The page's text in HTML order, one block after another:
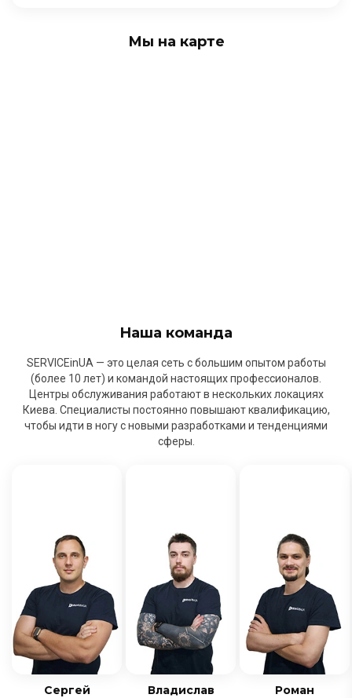
Мы на карте
Наша команда
SERVICEinUA — это целая сеть с большим опытом работы
(более 10 лет) и командой настоящих профессионалов.
Центры обслуживания работают в нескольких локациях
Киева. Специалисты постоянно повышают квалификацию,
чтобы идти в ногу с новыми разработками и тенденциями
сферы.
Сергей Владислав Роман